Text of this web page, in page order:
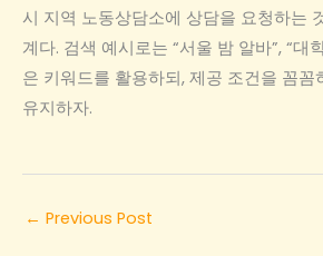
시 지역 노동상담소에 상담을 요청하는
계다. 검색 예시로는 “서울 밤 알바”, “대
은 키워드를 활용하되, 제공 조건을 꼼꼼
유지하자.
← Previous Post